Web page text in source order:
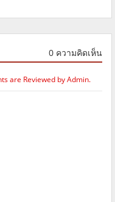
0 ความคิดเห็น
are Reviewed by Admin.